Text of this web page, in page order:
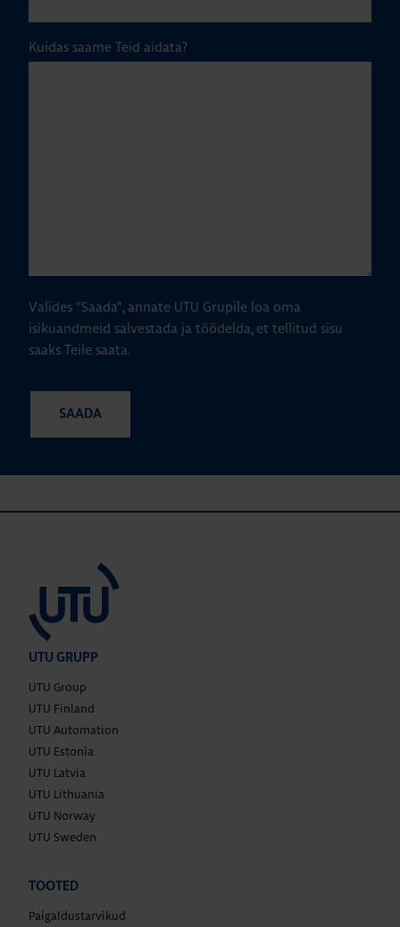
Kuidas saame Teid aidata?
Valides "Saada", annate UTU Grupile loa oma
isikuandmeid salvestada ja töödelda, et tellitud sisu
saaks Teile saata.
UTU GRUPP
UTU Group
UTU Finland
UTU Automation
UTU Estonia
UTU Latvia
UTU Lithuania
UTU Norway
UTU Sweden
TOOTED
Paigaldustarvikud